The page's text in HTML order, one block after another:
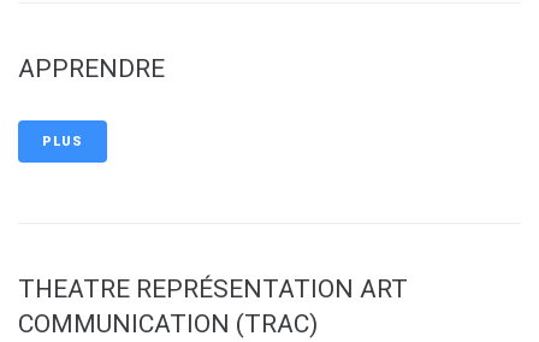
APPRENDRE
PLUS
THEATRE REPRÉSENTATION ART
COMMUNICATION (TRAC)